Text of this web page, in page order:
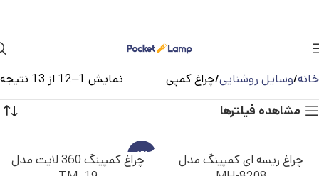
خانه وسایل روشنایی چراغ کمپی
نمایش 1–12 از 13 نتیجه
مشاهده فیلترها
چراغ ریسه ای کمپینگ مدل
-15%
چراغ کمپینگ 360 لایت مدل